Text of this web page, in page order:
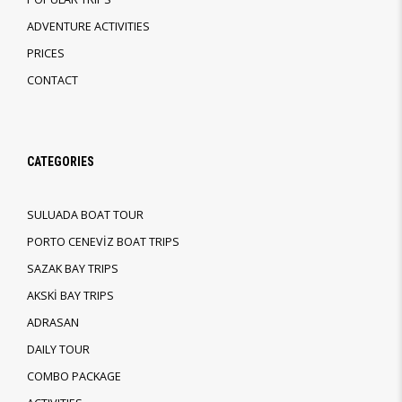
ADVENTURE ACTIVITIES
PRICES
CONTACT
CATEGORIES
SULUADA BOAT TOUR
PORTO CENEVİZ BOAT TRIPS
SAZAK BAY TRIPS
AKSKİ BAY TRIPS
ADRASAN
DAILY TOUR
COMBO PACKAGE